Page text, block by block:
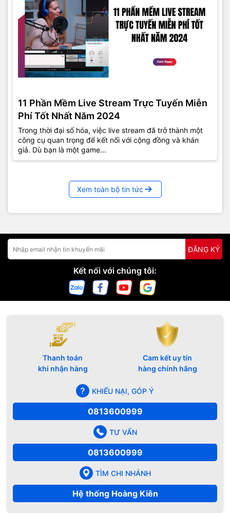
11 Phần Mềm Live Stream Trực Tuyến Miễn
Phí Tốt Nhất Năm 2024
Trong thời đại số hóa, việc live stream đã trở thành một
công cụ quan trọng để kết nối với cộng đồng và khán
giả. Dù bạn là một game...
Xem toàn bộ tin tức
ĐĂNG KÝ
Kết nối với chúng tôi:
Thanh toán
khi nhận hàng
Cam kết uy tín
hàng chính hãng
KHIẾU NẠI, GÓP Ý
0813600999
TƯ VẤN
0813600999
TÌM CHI NHÁNH
Hệ thống Hoàng Kiên